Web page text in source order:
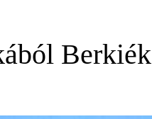
Berkiék